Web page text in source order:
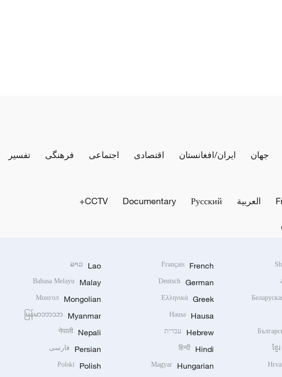
جهان ایران/افغانستان اقتصادی اجتماعی فرهنگی تفسیر
العربية Русский
Documentary
CCTV+
ខ្មែរ
French
Français
German
Deutsch
Greek
Ελληνικά
Hausa
Hausa
Hebrew עברית
Hindi
हिन्दी
Hungarian
Magyar
Lao
ລາວ
Malay
Bahasa Melayu
Mongolian
Монгол
Myanmar
မြန်မာဘာသာ
Nepali
नेपाली
Persian فارسی
Polish
Polski